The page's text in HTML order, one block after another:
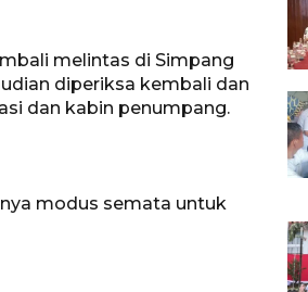
melintas di Simpang
diperiksa kembali dan
dan kabin penumpang.
modus semata untuk